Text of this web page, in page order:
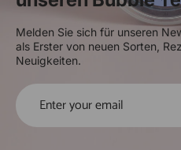
Melden Sie sich für unseren
als Erster von neuen Sorten,
Neuigkeiten.